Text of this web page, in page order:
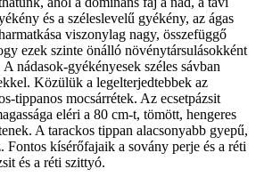
és a széleslevelű gyékény, az ágas
viszonylag nagy, összefüggő
ezek szinte önálló növénytársulásokként
nádasok-gyékényesek széles sávban
Közülük a legelterjedtebbek az
tippanos mocsárrétek. Az ecsetpázsit
eléri a 80 cm-t, tömött, hengeres
A tarackos tippan alacsonyabb gyepű,
Fontos kísérőfajaik a sovány perje és a réti
és a réti szittyó.